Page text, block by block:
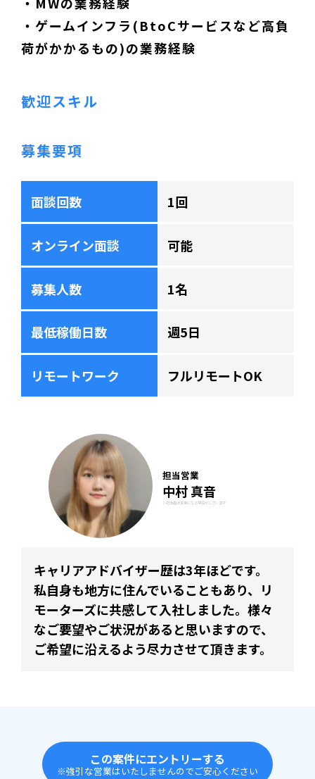
・ゲームインフラ(BtoCサービスなど高負
荷がかかるもの)の業務経験
歓迎スキル
募集要項
面談回数 1回
オンライン面談 可能
募集人数 1名
最低稼働日数 週5日
リモートワーク フルリモートOK
担当営業
中村 真音
※担当者は変更になる場合がございます
キャリアアドバイザー歴は3年ほどです。
私自身も地方に住んでいることもあり、リ
モーターズに共感して入社しました。様々
なご要望やご状況があると思いますので、
ご希望に沿えるよう尽力させて頂きます。
この案件にエントリーする
※強引な営業はいたしませんのでご安心ください